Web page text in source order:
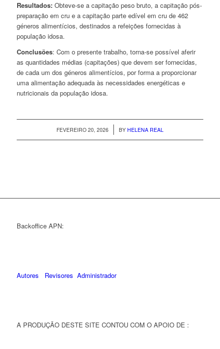
Resultados: Obteve-se a capitação peso bruto, a capitação pós-
preparação em cru e a capitação parte edível em cru de 462
géneros alimentícios, destinados a refeições fornecidas à
população idosa.
Conclusões: Com o presente trabalho, torna-se possível aferir
as quantidades médias (capitações) que devem ser fornecidas,
de cada um dos géneros alimentícios, por forma a proporcionar
uma alimentação adequada às necessidades energéticas e
nutricionais da população idosa.
FEVEREIRO 20, 2026
/ BY HELENA REAL
Backoffice APN:
Autores Revisores Administrador
A PRODUÇÃO DESTE SITE CONTOU COM O APOIO DE :